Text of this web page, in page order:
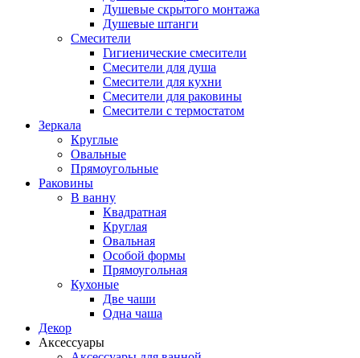
Душевые скрытого монтажа
Душевые штанги
Смесители
Гигиенические смесители
Смесители для душа
Смесители для кухни
Смесители для раковины
Смесители с термостатом
Зеркала
Круглые
Овальные
Прямоугольные
Раковины
В ванну
Квадратная
Круглая
Овальная
Особой формы
Прямоугольная
Кухоные
Две чаши
Одна чаша
Декор
Аксессуары